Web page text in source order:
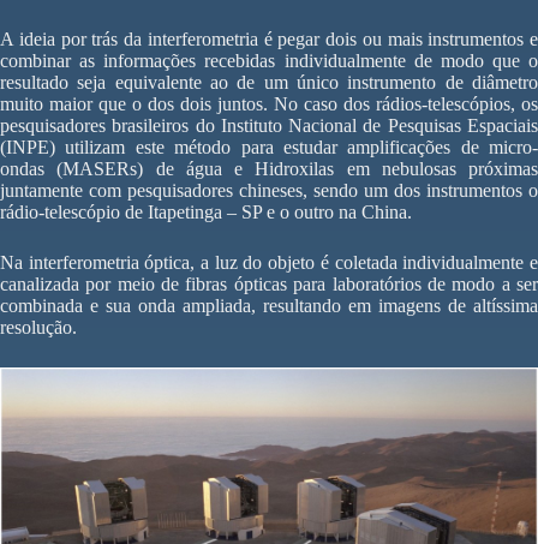
A ideia por trás da interferometria é pegar dois ou mais instrumentos e
combinar as informações recebidas individualmente de modo que o
resultado seja equivalente ao de um único instrumento de diâmetro
muito maior que o dos dois juntos. No caso dos rádios-telescópios, os
pesquisadores brasileiros do Instituto Nacional de Pesquisas Espaciais
(INPE) utilizam este método para estudar amplificações de micro-
ondas (MASERs) de água e Hidroxilas em nebulosas próximas
juntamente com pesquisadores chineses, sendo um dos instrumentos o
rádio-telescópio de Itapetinga – SP e o outro na China.
Na interferometria óptica, a luz do objeto é coletada individualmente e
canalizada por meio de fibras ópticas para laboratórios de modo a ser
combinada e sua onda ampliada, resultando em imagens de altíssima
resolução.